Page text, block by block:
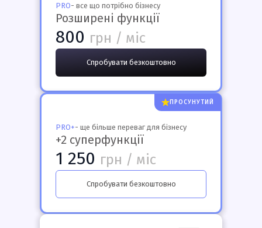
PRO- все що потрібно бізнесу
Розширені функції
800 грн / міс
Спробувати безкоштовно
ПРОСУНУТИЙ
PRO+- ще більше переваг для бізнесу
+2 суперфункції
1 250 грн / міс
Спробувати безкоштовно